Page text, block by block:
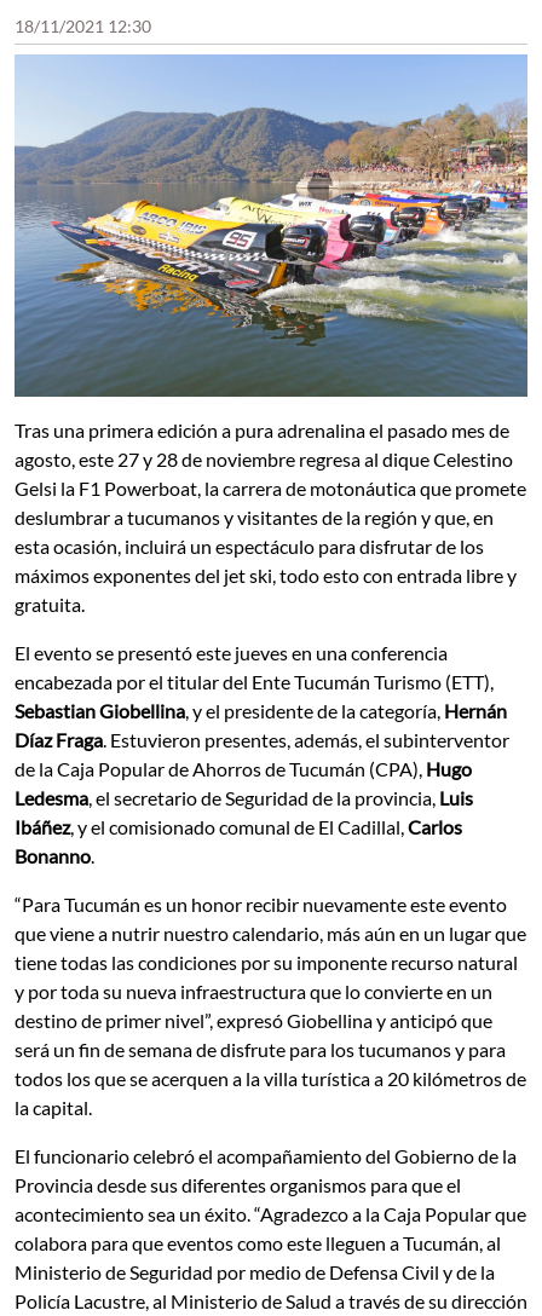
18/11/2021 12:30
Tras una primera edición a pura adrenalina el pasado mes de
agosto, este 27 y 28 de noviembre regresa al dique Celestino
Gelsi la F1 Powerboat, la carrera de motonáutica que promete
deslumbrar a tucumanos y visitantes de la región y que, en
esta ocasión, incluirá un espectáculo para disfrutar de los
máximos exponentes del jet ski, todo esto con entrada libre y
gratuita.
El evento se presentó este jueves en una conferencia
encabezada por el titular del Ente Tucumán Turismo (ETT),
Sebastian Giobellina, y el presidente de la categoría, Hernán
Díaz Fraga. Estuvieron presentes, además, el subinterventor
de la Caja Popular de Ahorros de Tucumán (CPA), Hugo
Ledesma, el secretario de Seguridad de la provincia, Luis
Ibáñez, y el comisionado comunal de El Cadillal,Carlos
Bonanno.
“Para Tucumán es un honor recibir nuevamente este evento
que viene a nutrir nuestro calendario, más aún en un lugar que
tiene todas las condiciones por su imponente recurso natural
y por toda su nueva infraestructura que lo convierte en un
destino de primer nivel”, expresó Giobellina y anticipó que
será un fin de semana de disfrute para los tucumanos y para
todos los que se acerquen a la villa turística a 20 kilómetros de
la capital.
El funcionario celebró el acompañamiento del Gobierno de la
Provincia desde sus diferentes organismos para que el
acontecimiento sea un éxito. “Agradezco a la Caja Popular que
colabora para que eventos como este lleguen a Tucumán, al
Ministerio de Seguridad por medio de Defensa Civil y de la
Policía Lacustre, al Ministerio de Salud a través de su dirección